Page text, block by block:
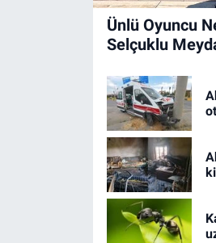
Ünlü Oyuncu
Selçuklu